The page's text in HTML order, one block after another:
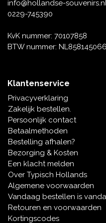
Koninghuis artikelen
Wandborden - Gekleurd
Peper en Zout stelletjes
Speelkaarten
Delfts blauwe magneten
Delfts blauwe
info@hollandse-
0229-745390
KvK nummer: 70107858
BTW nummer:
Klantenservice
Privacyverklaring
Zakelijk bestellen.
Persoonlijk contact
Betaalmethoden
Bestelling afhalen?
Bezorging & Kosten
Een klacht melden
Over Typisch Hollands
Algemene voorwaarden
Vandaag bestellen is
Retouren en voorwaarden
Kortingscodes